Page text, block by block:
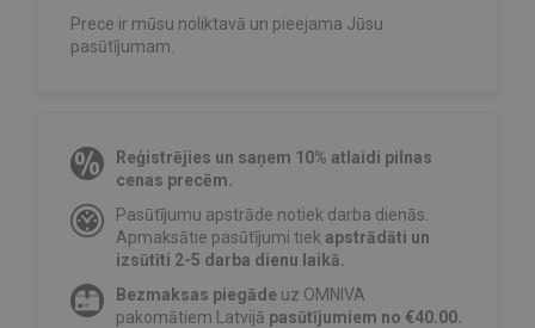
Prece ir mūsu noliktavā un pieejama Jūsu
pasūtījumam.
Reģistrējies un saņem 10% atlaidi pilnas
cenas precēm.
Pasūtījumu apstrāde notiek darba dienās.
Apmaksātie pasūtījumi tiek apstrādāti un
izsūtīti 2-5 darba dienu laikā.
Bezmaksas piegāde uz OMNIVA
pakomātiem Latvijā pasūtījumiem no €40.00.